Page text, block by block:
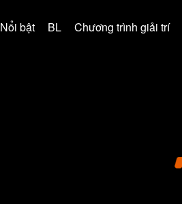
Nổi bật BL Chương trình giải trí